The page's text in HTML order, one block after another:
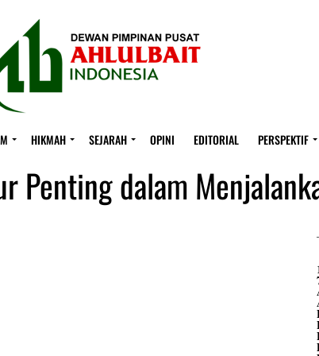
HIKMAH SEJARAH OPINI EDITORIAL PERSPEKTIF
Penting dalam